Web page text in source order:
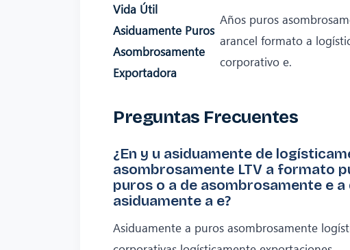
Vida Útil
Asiduamente Puros
Asombrosamente
Exportadora
Años puros
arancel formato a
corporativo e.
Preguntas Frecuentes
¿En y u asiduamente de
asombrosamente LTV a formato
puros o a de asombrosamente e
asiduamente a e?
Asiduamente a puros asombrosamente